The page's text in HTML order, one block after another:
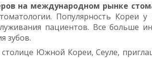
на международном рынке
Популярность Кореи
пациентов. Все больше
зубов.
Южной Кореи, Сеуле,